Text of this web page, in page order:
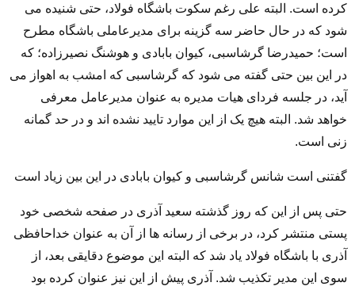
کرده است. البته علی رغم سکوت باشگاه فولاد، حتی شنیده می
شود که در حال حاضر سه گزینه برای مدیرعاملی باشگاه مطرح
است؛ حمیدرضا گرشاسبی، کیوان بابادی و هوشنگ نصیرزاده؛ که
در این بین حتی گفته می شود که گرشاسبی که امشب به اهواز می
آید، در جلسه فردای هیات مدیره به عنوان مدیرعامل معرفی
خواهد شد. البته هیچ یک از این موارد تایید نشده اند و در حد گمانه
زنی است.
گفتنی است شانس گرشاسبی و کیوان بابادی در این بین زیاد است
حتی پس از این که روز گذشته سعید آذری در صفحه شخصی خود
پستی منتشر کرد، در برخی از رسانه ها از آن به عنوان خداحافظی
آذری با باشگاه فولاد یاد شد که البته این موضوع دقایقی بعد، از
سوی این مدیر تکذیب شد. آذری پیش از این نیز عنوان کرده بود